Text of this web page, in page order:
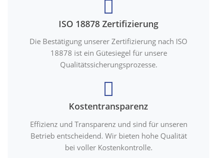
ISO 18878 Zertifizierung
Die Bestätigung unserer Zertifizierung nach ISO
18878 ist ein Gütesiegel für unsere
Qualitätssicherungsprozesse.
Kostentransparenz
Effizienz und Transparenz und sind für unseren
Betrieb entscheidend. Wir bieten hohe Qualität
bei voller Kostenkontrolle.